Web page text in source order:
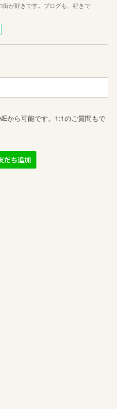
街が好きです。ブログも、好きで
から可能です。1:1のご質問もで